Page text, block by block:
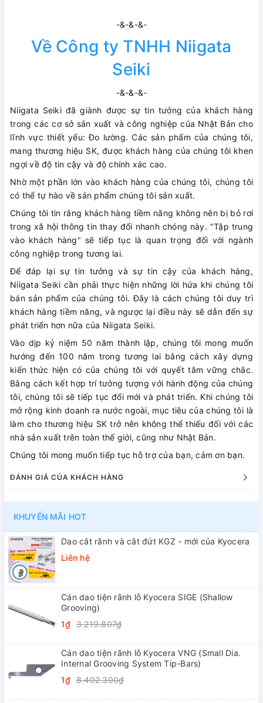
-&-&-&-
Về Công ty TNHH Niigata
Seiki
-&-&-&-
Niigata Seiki đã giành được sự tin tưởng của khách hàng
trong các cơ sở sản xuất và công nghiệp của Nhật Bản cho
lĩnh vực thiết yếu: Đo lường. Các sản phẩm của chúng tôi,
mang thương hiệu SK, được khách hàng của chúng tôi khen
ngợi về độ tin cậy và độ chính xác cao.
Nhờ một phần lớn vào khách hàng của chúng tôi, chúng tôi
có thể tự hào về sản phẩm chúng tôi sản xuất.
Chúng tôi tin rằng khách hàng tiềm năng không nên bị bỏ rơi
trong xã hội thông tin thay đổi nhanh chóng này. "Tập trung
vào khách hàng" sẽ tiếp tục là quan trọng đối với ngành
công nghiệp trong tương lai.
Để đáp lại sự tin tưởng và sự tin cậy của khách hàng,
Niigata Seiki cần phải thực hiện những lời hứa khi chúng tôi
bán sản phẩm của chúng tôi. Đây là cách chúng tôi duy trì
khách hàng tiềm năng, và ngược lại điều này sẽ dẫn đến sự
phát triển hơn nữa của Niigata Seiki.
Vào dịp kỷ niệm 50 năm thành lập, chúng tôi mong muốn
hướng đến 100 năm trong tương lai bằng cách xây dựng
kiến ​​thức hiện có của chúng tôi với quyết tâm vững chắc.
Bằng cách kết hợp trí tưởng tượng với hành động của chúng
tôi, chúng tôi sẽ tiếp tục đổi mới và phát triển. Khi chúng tôi
mở rộng kinh doanh ra nước ngoài, mục tiêu của chúng tôi là
làm cho thương hiệu SK trở nên không thể thiếu đối với các
nhà sản xuất trên toàn thế giới, cũng như Nhật Bản.
Chúng tôi mong muốn tiếp tục hỗ trợ của bạn, cảm ơn bạn.
ĐÁNH GIÁ CỦA KHÁCH HÀNG
KHUYẾN MÃI HOT
Dao cắt rãnh và cắt đứt KGZ - mới của Kyocera
Liên hệ
Cán dao tiện rãnh lỗ Kyocera SIGE (Shallow
Grooving)
1₫ 3.219.807₫
Cán dao tiện rãnh lỗ Kyocera VNG (Small Dia.
Internal Grooving System Tip-Bars)
1₫ 8.402.300₫